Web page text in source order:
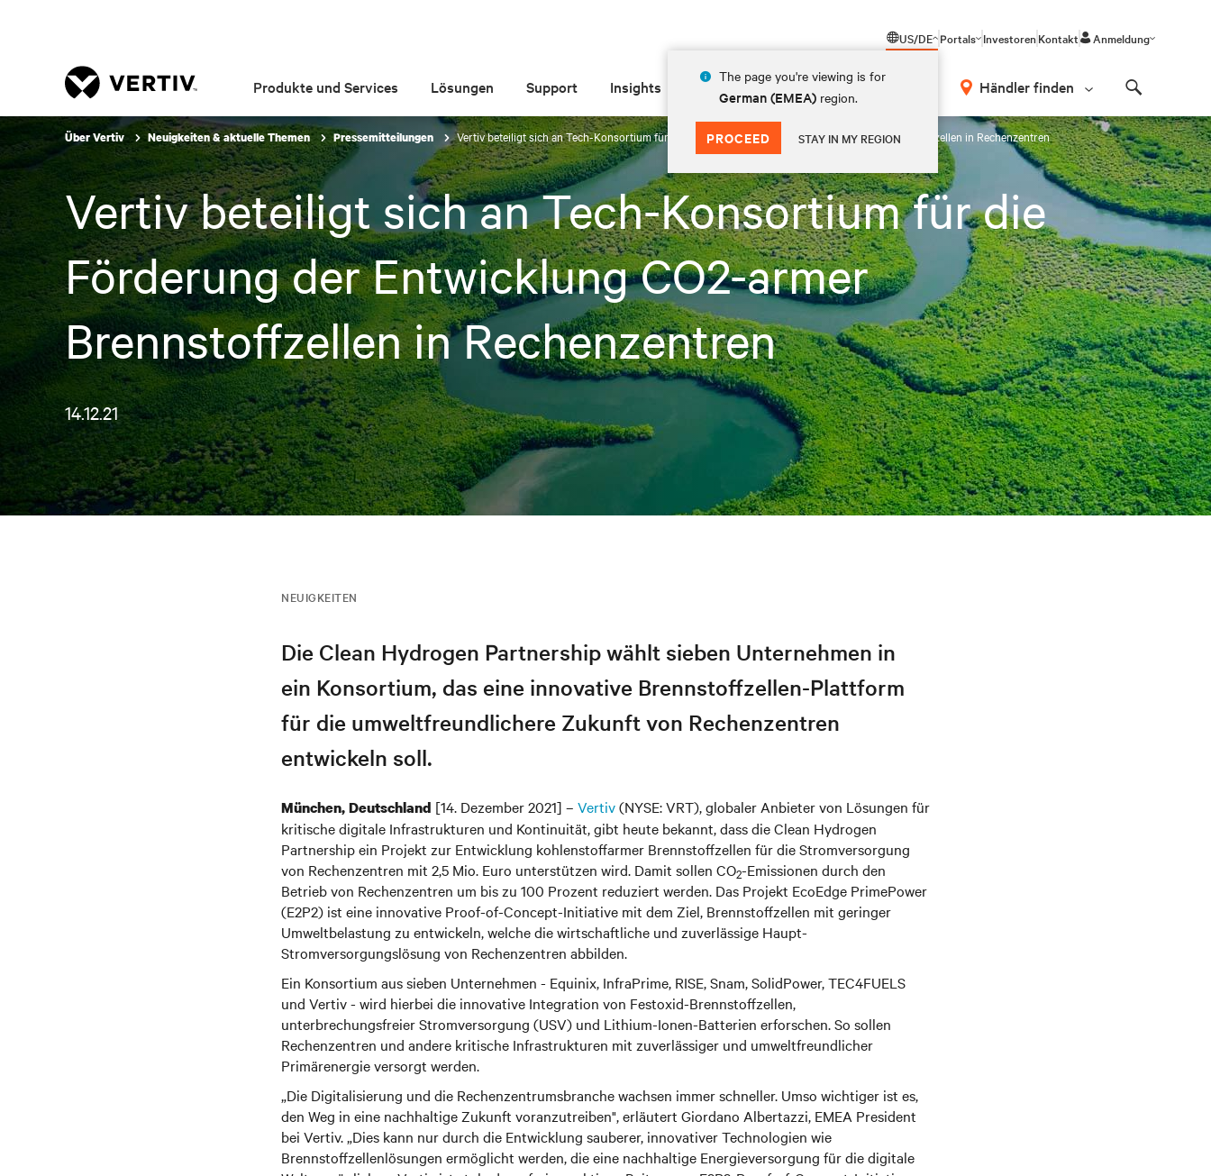
US/DE
The page you're viewing is for
German (EMEA) region.
PROCEED STAY IN MY REGION
Portals InvestorenKontakt Anmeldung
Produkte und Services Lösungen Support Insights Über Vertiv Händler finden
Über Vertiv Neuigkeiten & aktuelle Themen Pressemitteilungen Vertiv beteiligt sich an Tech-Konsortium für die Förderung der Entwicklung CO2-armer Brennstoffzellen in Rechenzentren
Vertiv beteiligt sich an Tech-Konsortium für die
Förderung der Entwicklung CO2-armer
Brennstoffzellen in Rechenzentren
14.12.21
NEUIGKEITEN
Die Clean Hydrogen Partnership wählt sieben Unternehmen in
ein Konsortium, das eine innovative Brennstoffzellen-Plattform
für die umweltfreundlichere Zukunft von Rechenzentren
entwickeln soll.
München, Deutschland [14. Dezember 2021] – Vertiv(NYSE: VRT), globaler Anbieter von Lösungen für
kritische digitale Infrastrukturen und Kontinuität, gibt heute bekannt, dass die Clean Hydrogen
Partnership ein Projekt zur Entwicklung kohlenstoffarmer Brennstoffzellen für die Stromversorgung
von Rechenzentren mit 2,5 Mio. Euro unterstützen wird. Damit sollen CO2-Emissionen durch den
Betrieb von Rechenzentren um bis zu 100 Prozent reduziert werden. Das Projekt EcoEdge PrimePower
(E2P2) ist eine innovative Proof-of-Concept-Initiative mit dem Ziel, Brennstoffzellen mit geringer
Umweltbelastung zu entwickeln, welche die wirtschaftliche und zuverlässige Haupt-
Stromversorgungslösung von Rechenzentren abbilden.
Ein Konsortium aus sieben Unternehmen - Equinix, InfraPrime, RISE, Snam, SolidPower, TEC4FUELS
und Vertiv - wird hierbei die innovative Integration von Festoxid-Brennstoffzellen,
unterbrechungsfreier Stromversorgung (USV) und Lithium-Ionen-Batterien erforschen. So sollen
Rechenzentren und andere kritische Infrastrukturen mit zuverlässiger und umweltfreundlicher
Primärenergie versorgt werden.
„Die Digitalisierung und die Rechenzentrumsbranche wachsen immer schneller. Umso wichtiger ist es,
den Weg in eine nachhaltige Zukunft voranzutreiben", erläutert Giordano Albertazzi, EMEA President
bei Vertiv. „Dies kann nur durch die Entwicklung sauberer, innovativer Technologien wie
Brennstoffzellenlösungen ermöglicht werden, die eine nachhaltige Energieversorgung für die digitale